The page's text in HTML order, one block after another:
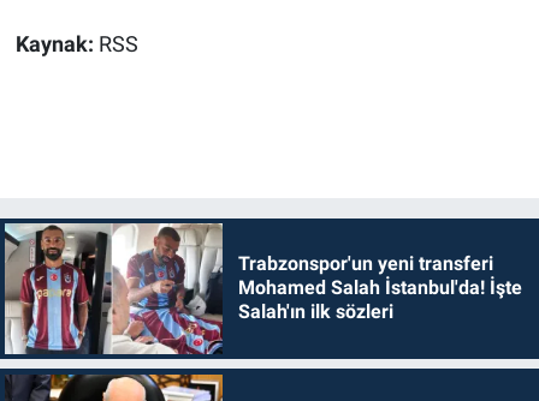
Kaynak: RSS
Trabzonspor'un yeni transferi
Mohamed Salah İstanbul'da! İşte
Salah'ın ilk sözleri